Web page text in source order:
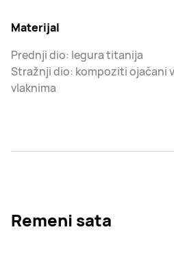
Materijal
Prednji dio: legura titanija
Stražnji dio: kompoziti ojačani
vlaknima
Remeni sata